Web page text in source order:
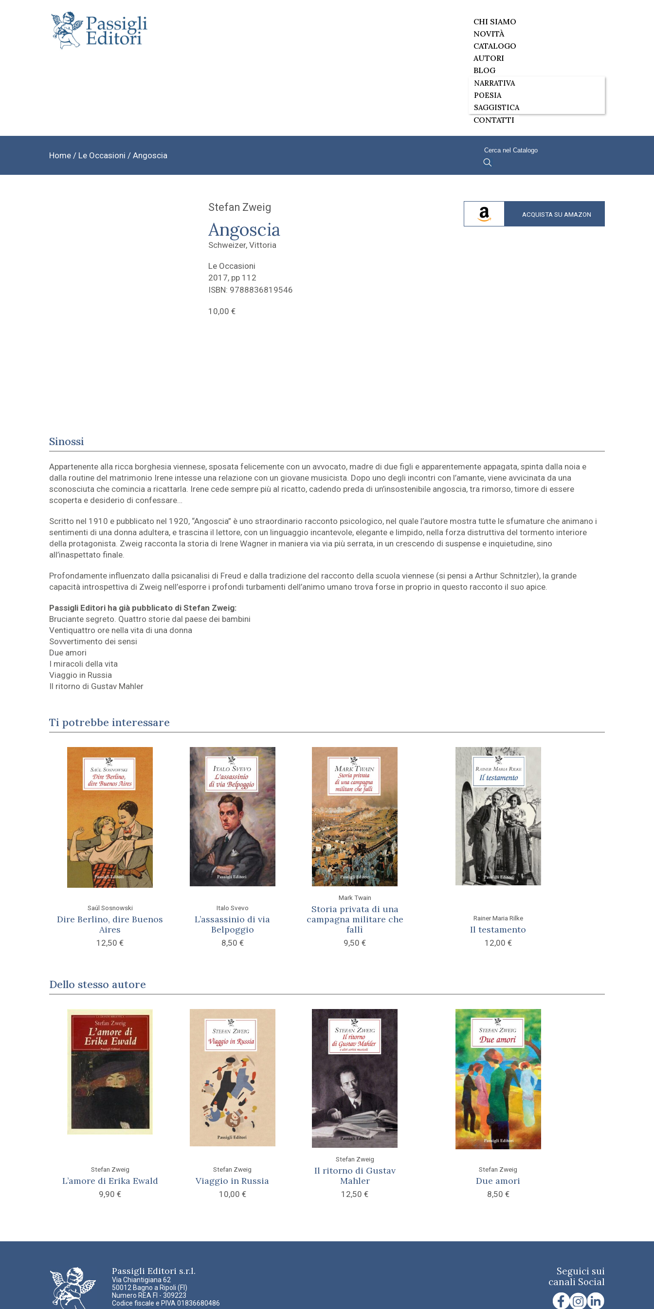
CHI SIAMO
NOVITÀ
CATALOGO
AUTORI
BLOG
NARRATIVA
POESIA
SAGGISTICA
CONTATTI
Home/ Le Occasioni / Angoscia
Stefan Zweig
Angoscia
Schweizer, Vittoria
Le Occasioni
2017, pp 112
ISBN: 9788836819546
10,00€
ACQUISTA SU AMAZON
Sinossi
Appartenente alla ricca borghesia viennese, sposata felicemente con un avvocato, madre di due figli e apparentemente appagata, spinta dalla noia e
dalla routine del matrimonio Irene intesse una relazione con un giovane musicista. Dopo uno degli incontri con l’amante, viene avvicinata da una
sconosciuta che comincia a ricattarla. Irene cede sempre più al ricatto, cadendo preda di un’insostenibile angoscia, tra rimorso, timore di essere
scoperta e desiderio di confessare…
Scritto nel 1910 e pubblicato nel 1920, “Angoscia” è uno straordinario racconto psicologico, nel quale l’autore mostra tutte le sfumature che animano i
sentimenti di una donna adultera, e trascina il lettore, con un linguaggio incantevole, elegante e limpido, nella forza distruttiva del tormento interiore
della protagonista. Zweig racconta la storia di Irene Wagner in maniera via via più serrata, in un crescendo di suspense e inquietudine, sino
all’inaspettato finale.
Profondamente influenzato dalla psicanalisi di Freud e dalla tradizione del racconto della scuola viennese (si pensi a Arthur Schnitzler), la grande
capacità introspettiva di Zweig nell’esporre i profondi turbamenti dell’animo umano trova forse in proprio in questo racconto il suo apice.
Passigli Editori ha già pubblicato di Stefan Zweig:
Bruciante segreto. Quattro storie dal paese dei bambini
Ventiquattro ore nella vita di una donna
Sovvertimento dei sensi
Due amori
I miracoli della vita
Viaggio in Russia
Il ritorno di Gustav Mahler
Ti potrebbe interessare
Saúl Sosnowski
Dire Berlino, dire Buenos
Aires
12,50€
Italo Svevo
L’assassinio di via
Belpoggio
8,50 €
Mark Twain
Storia privata di una
campagna militare che
fallì
9,50€
Rainer Maria Rilke
Il testamento
12,00 €
Dello stesso autore
Stefan Zweig
L’amore di Erika Ewald
9,90€
Stefan Zweig
Viaggio in Russia
10,00 €
Stefan Zweig
Il ritorno di Gustav
Mahler
12,50€
Stefan Zweig
Due amori
8,50 €
Passigli Editori s.r.l.
Via Chiantigiana 62
50012 Bagno a Ripoli (FI)
Numero REA FI - 309223
Codice fiscale e PIVA 01836680486
Seguici sui
canali Social